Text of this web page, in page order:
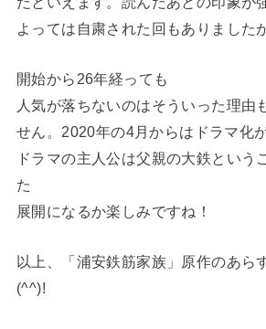
よっては自粛された回もありました
開始から26年経っても
人気が落ちないのはそういった理由
せん。2020年の4月からはドラマ化
ドラマの主人公は父親の大鉄という
た
展開になるか楽しみですね！
以上、「浦安鉄筋家族」原作のあら
(^^)!